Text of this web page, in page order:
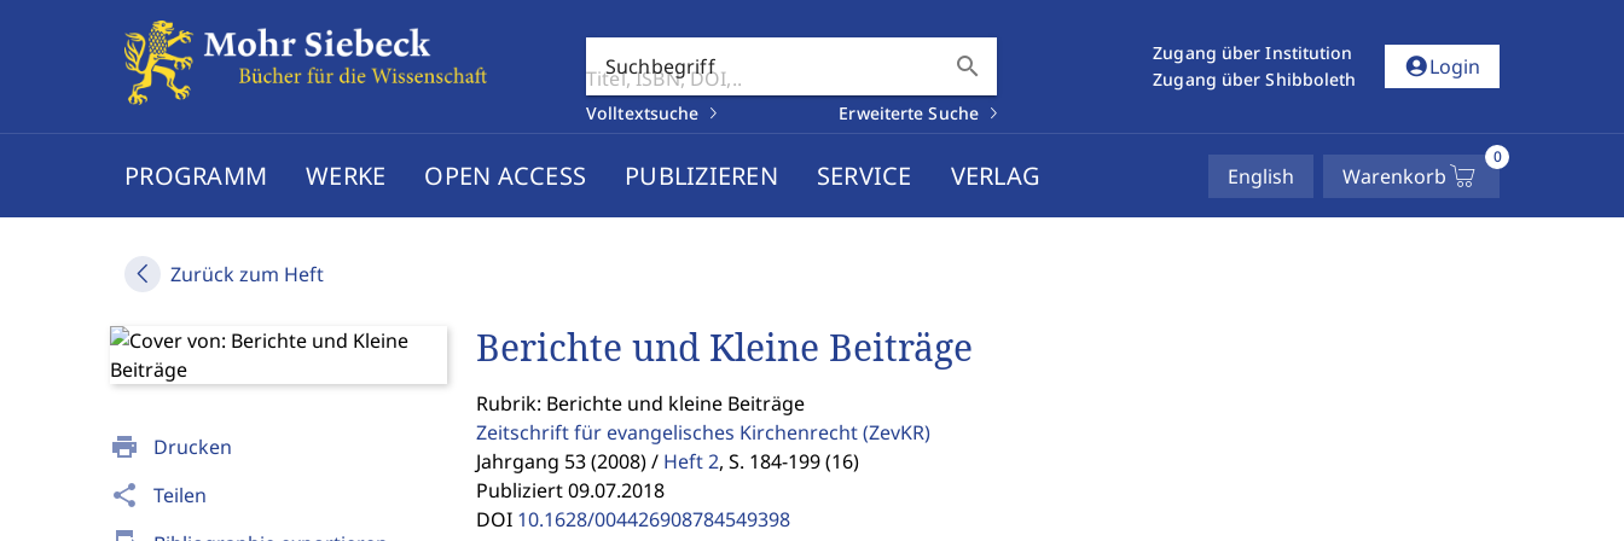
Suchbegriff search
Volltextsuche Erweiterte Suche
Zugang über Institution
Zugang über Shibboleth
account_circleLogin
PROGRAMM WERKE OPEN ACCESS PUBLIZIEREN SERVICE VERLAG English Warenkorb
0
Zurück zum Heft
print Drucken
share Teilen
Berichte und Kleine Beiträge
Rubrik: Berichte und kleine Beiträge
Zeitschrift für evangelisches Kirchenrecht(ZevKR)
Jahrgang 53 (2008) / Heft 2, S. 184-199 (16)
Publiziert 09.07.2018
DOI 10.1628/004426908784549398